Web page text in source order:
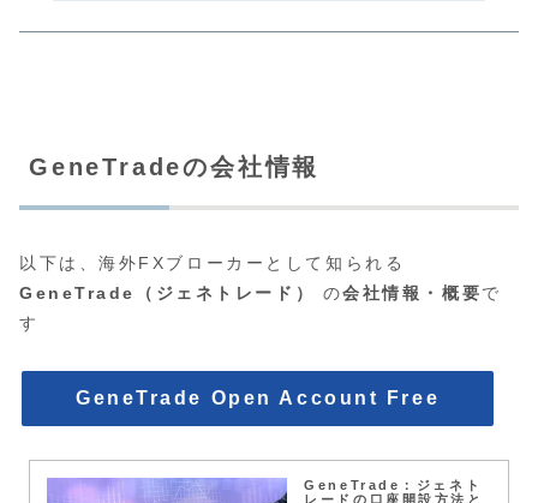
GeneTradeの会社情報
以下は、海外FXブローカーとして知られる
GeneTrade（ジェネトレード）
の会社情報・概要で
す
GeneTrade Open Account Free
GeneTrade：ジェネト
レードの口座開設方法と